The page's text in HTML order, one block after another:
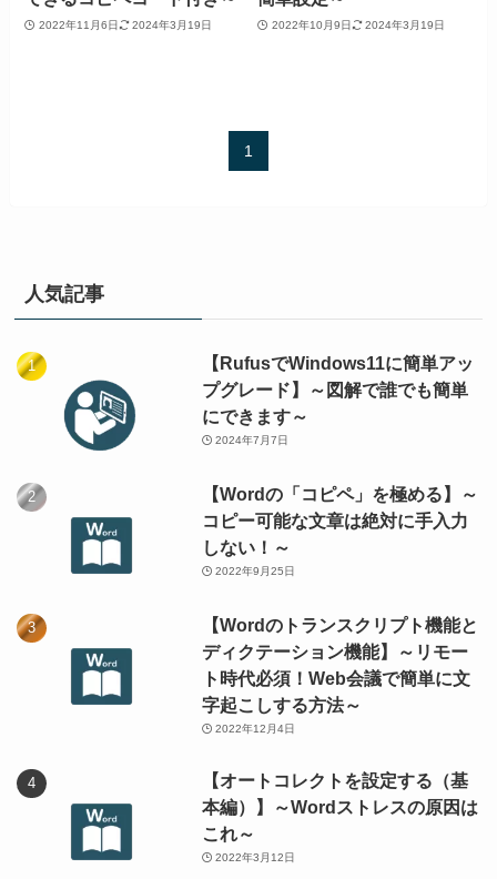
2022年11月6日 2024年3月19日 2022年10月9日 2024年3月19日
1
人気記事
【RufusでWindows11に簡単アッ
プグレード】～図解で誰でも簡単
にできます～
2024年7月7日
【Wordの「コピペ」を極める】～
コピー可能な文章は絶対に手入力
しない！～
2022年9月25日
【Wordのトランスクリプト機能と
ディクテーション機能】～リモー
ト時代必須！Web会議で簡単に文
字起こしする方法～
2022年12月4日
【オートコレクトを設定する（基
本編）】～Wordストレスの原因は
これ～
2022年3月12日